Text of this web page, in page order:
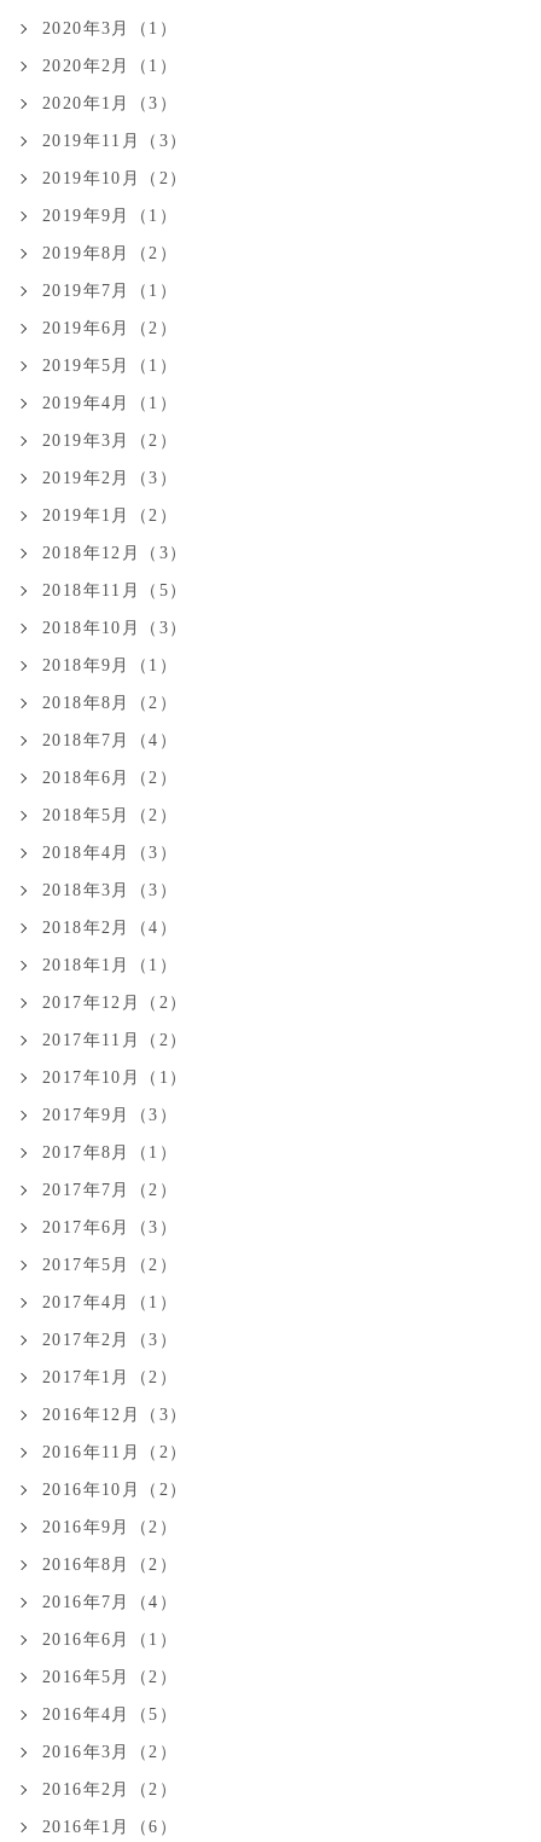
2020年3月（1）
2020年2月（1）
2020年1月（3）
2019年11月（3）
2019年10月（2）
2019年9月（1）
2019年8月（2）
2019年7月（1）
2019年6月（2）
2019年5月（1）
2019年4月（1）
2019年3月（2）
2019年2月（3）
2019年1月（2）
2018年12月（3）
2018年11月（5）
2018年10月（3）
2018年9月（1）
2018年8月（2）
2018年7月（4）
2018年6月（2）
2018年5月（2）
2018年4月（3）
2018年3月（3）
2018年2月（4）
2018年1月（1）
2017年12月（2）
2017年11月（2）
2017年10月（1）
2017年9月（3）
2017年8月（1）
2017年7月（2）
2017年6月（3）
2017年5月（2）
2017年4月（1）
2017年2月（3）
2017年1月（2）
2016年12月（3）
2016年11月（2）
2016年10月（2）
2016年9月（2）
2016年8月（2）
2016年7月（4）
2016年6月（1）
2016年5月（2）
2016年4月（5）
2016年3月（2）
2016年2月（2）
2016年1月（6）